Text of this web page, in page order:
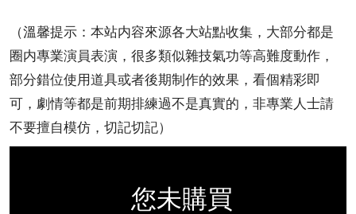
（溫馨提示：本站内容來源各大站點收集，大部分都是
圈内專業演員表演，很多類似雜技氣功等高難度動作，
部分錯位使用道具或者後期制作的效果，看個精彩即
可，劇情等都是前期排練過不是真實的，非專業人士請
不要擅自模仿，切記切記）
您未購買